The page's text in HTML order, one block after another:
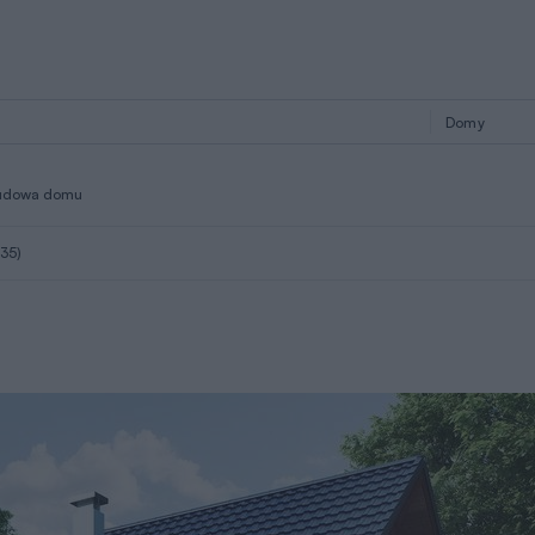
domu